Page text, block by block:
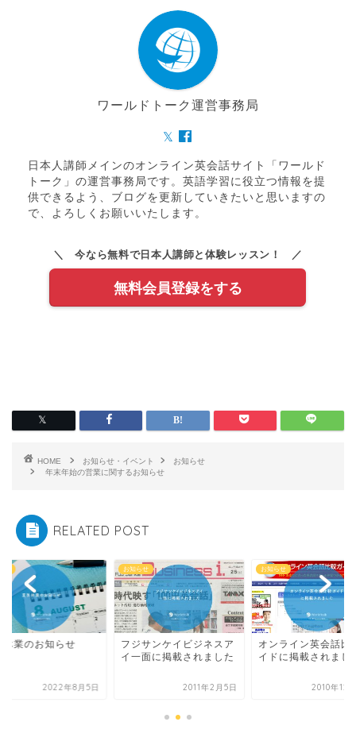
ワールドトーク運営事務局
日本人講師メインのオンライン英会話サイト「ワールド
トーク」の運営事務局です。英語学習に役立つ情報を提
供できるよう、ブログを更新していきたいと思いますの
で、よろしくお願いいたします。
＼ 今なら無料で日本人講師と体験レッスン！ ／
無料会員登録をする
HOME お知らせ・イベント
お知らせ
年末年始の営業に関するお知らせ
RELATED POST
休業のお知らせ
2022年8月5日
お知らせ
フジサンケイビジネスア
イ一面に掲載されました
2011年2月5日
お知らせ
オンライン英会話比
イドに掲載されまし
2010年12